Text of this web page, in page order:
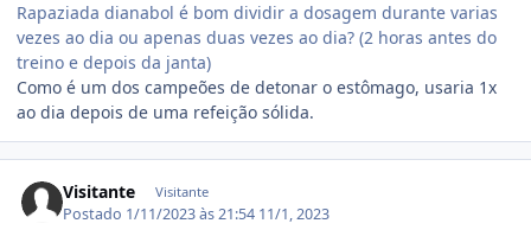
Rapaziada dianabol é bom dividir a dosagem durante varias
vezes ao dia ou apenas duas vezes ao dia? (2 horas antes do
treino e depois da janta)
Como é um dos campeões de detonar o estômago, usaria 1x
ao dia depois de uma refeição sólida.
Visitante Visitante
Postado 1/11/2023 às 21:54 11/1, 2023